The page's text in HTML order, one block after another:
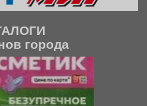
города